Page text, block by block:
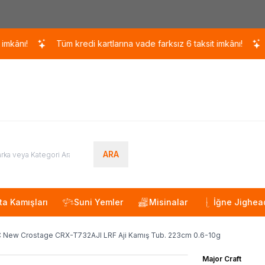
Tüm kredi kartlarına vade farksız 6 taksit imkânı! Tüm
ARA
Kamışları Suni Yemler Misinalar İğne
New Crostage CRX-T732AJI LRF Aji Kamış Tub. 223cm 0.6-10g
Major Craft